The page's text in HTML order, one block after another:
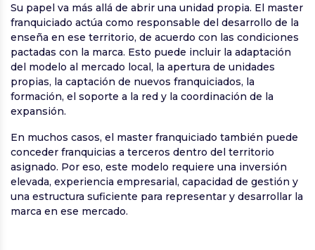
Su papel va más allá de abrir una unidad propia. El master
franquiciado actúa como responsable del desarrollo de la
enseña en ese territorio, de acuerdo con las condiciones
pactadas con la marca. Esto puede incluir la adaptación
del modelo al mercado local, la apertura de unidades
propias, la captación de nuevos franquiciados, la
formación, el soporte a la red y la coordinación de la
expansión.
En muchos casos, el master franquiciado también puede
conceder franquicias a terceros dentro del territorio
asignado. Por eso, este modelo requiere una inversión
elevada, experiencia empresarial, capacidad de gestión y
una estructura suficiente para representar y desarrollar la
marca en ese mercado.